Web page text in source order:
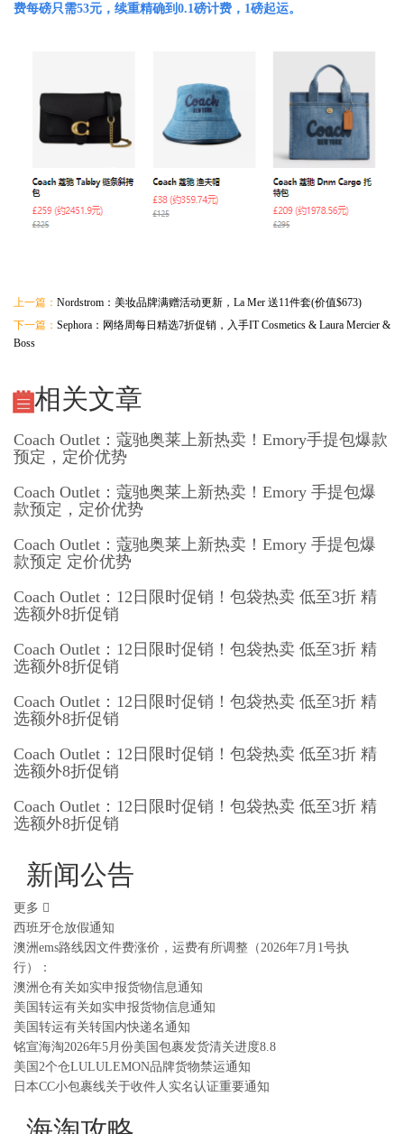
费每磅只需53元，续重精确到0.1磅计费，1磅起运。
上一篇： Nordstrom：美妆品牌满赠活动更新，La Mer 送11件套(价值$673)
下一篇： Sephora：网络周每日精选7折促销，入手IT Cosmetics & Laura Mercier &
Boss
相关文章
Coach Outlet：蔻驰奥莱上新热卖！Emory手提包爆款
预定，定价优势
Coach Outlet：蔻驰奥莱上新热卖！Emory 手提包爆
款预定，定价优势
Coach Outlet：蔻驰奥莱上新热卖！Emory 手提包爆
款预定 定价优势
Coach Outlet：12日限时促销！包袋热卖 低至3折 精
选额外8折促销
Coach Outlet：12日限时促销！包袋热卖 低至3折 精
选额外8折促销
Coach Outlet：12日限时促销！包袋热卖 低至3折 精
选额外8折促销
Coach Outlet：12日限时促销！包袋热卖 低至3折 精
选额外8折促销
Coach Outlet：12日限时促销！包袋热卖 低至3折 精
选额外8折促销
新闻公告
更多
西班牙仓放假通知
澳洲ems路线因文件费涨价，运费有所调整（2026年7月1号执
行）：
澳洲仓有关如实申报货物信息通知
美国转运有关如实申报货物信息通知
美国转运有关转国内快递名通知
铭宣海淘2026年5月份美国包裹发货清关进度8.8
美国2个仓LULULEMON品牌货物禁运通知
日本CC小包裹线关于收件人实名认证重要通知